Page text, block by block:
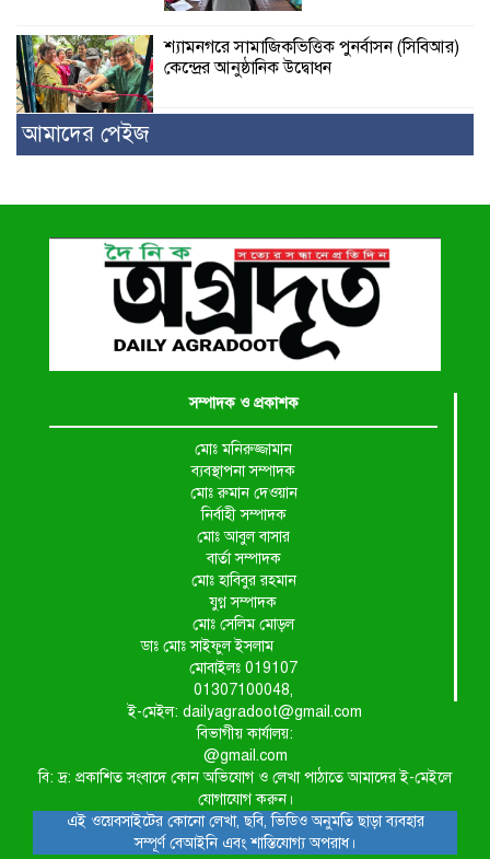
শ্যামনগরে সামাজিকভিত্তিক পুনর্বাসন (সিবিআর)
কেন্দ্রের আনুষ্ঠানিক উদ্বোধন
আমাদের পেইজ
সম্পাদক ও প্রকাশক
মোঃ মনিরুজ্জামান
ব্যবস্থাপনা সম্পাদক
মোঃ রুমান দেওয়ান
নির্বাহী সম্পাদক
মোঃ আবুল বাসার
বার্তা সম্পাদক
মোঃ হাবিবুর রহমান
যুগ্ন সম্পাদক
মোঃ সেলিম মোড়ল
ডাঃ মোঃ সাইফুল ইসলাম
মোবাইলঃ 019107
01307100048,
ই-মেইল: dailyagradoot@gmail.com
বিভাগীয় কার্যালয়:
@gmail.com
বি: দ্র: প্রকাশিত সংবাদে কোন অভিযোগ ও লেখা পাঠাতে আমাদের ই-মেইলে
যোগাযোগ করুন।
এই ওয়েবসাইটের কোনো লেখা, ছবি, ভিডিও অনুমতি ছাড়া ব্যবহার
সম্পূর্ণ বেআইনি এবং শাস্তিযোগ্য অপরাধ।